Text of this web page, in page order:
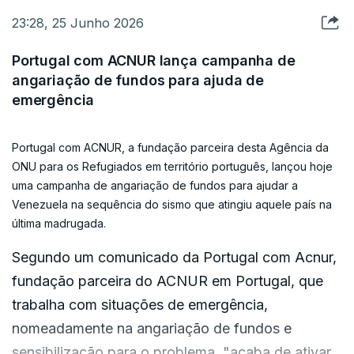
enquanto quatro são lusodescendentes, de
acordo com fonte oficial do MNE.
O número de mortos no duplo sismo que atingiu a
188, há mais de 1.500 feridos e estão pelo menos
147 pessoas desaparecidas, segundo um balanço
oficial provisório.
cerca de 200 quilómetros de Caracas, seguido
por um segundo de magnitude 7,5 e por cerca de
20 réplicas, de acordo com o Serviço Geológico
dos Estados Unidos.
A TAP informou hoje que os clientes com bilhetes
para voos de e para Caracas até 30 de julho
podem alterar viagens, indicando também que a
tripulação da companhia retida na capital
sismos.
Estas medidas foram tomadas depois de a
Venezuela ter sido abalada na quarta-feira por um
e outro de 7,5, respetivamente, que provocaram
pelo menos 188 mortos e 1.520 feridos, segundo
dados oficiais.
23:28, 25 Junho 2026
Portugal com ACNUR lança campanha de
angariação de fundos para ajuda de
emergência
Portugal com ACNUR, a fundação parceira desta Agência da
ONU para os Refugiados em território português, lançou hoje
uma campanha de angariação de fundos para ajudar a
Venezuela na sequência do sismo que atingiu aquele país na
última madrugada.
Segundo um comunicado da Portugal com Acnur,
fundação parceira do ACNUR em Portugal, que
trabalha com situações de emergência,
nomeadamente na angariação de fundos e